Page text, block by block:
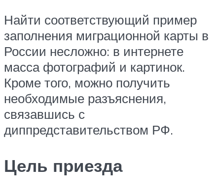
Найти соответствующий пример
заполнения миграционной карты в
России несложно: в интернете
масса фотографий и картинок.
Кроме того, можно получить
необходимые разъяснения,
связавшись с
диппредставительством РФ.
Цель приезда